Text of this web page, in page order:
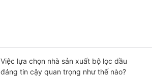
Việc lựa chọn nhà sản xuất bộ lọc dầu
đáng tin cậy quan trọng như thế nào?